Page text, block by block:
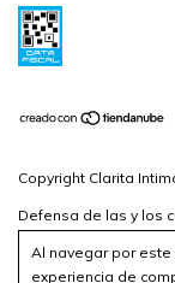
Al navegar por este
experiencia de
Copyright Clarita
Defensa de las y los